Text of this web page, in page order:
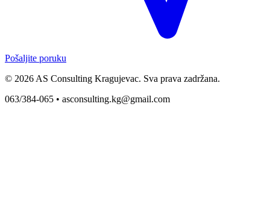
Pošaljite poruku
© 2026 AS Consulting Kragujevac. Sva prava zadržana.
063/384-065 • asconsulting.kg@gmail.com